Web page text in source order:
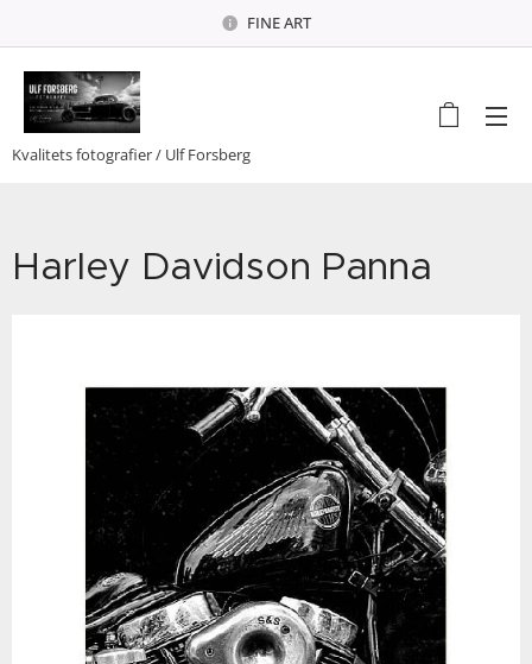
FINE ART
Kvalitets fotografier / Ulf Forsberg
Harley Davidson Panna